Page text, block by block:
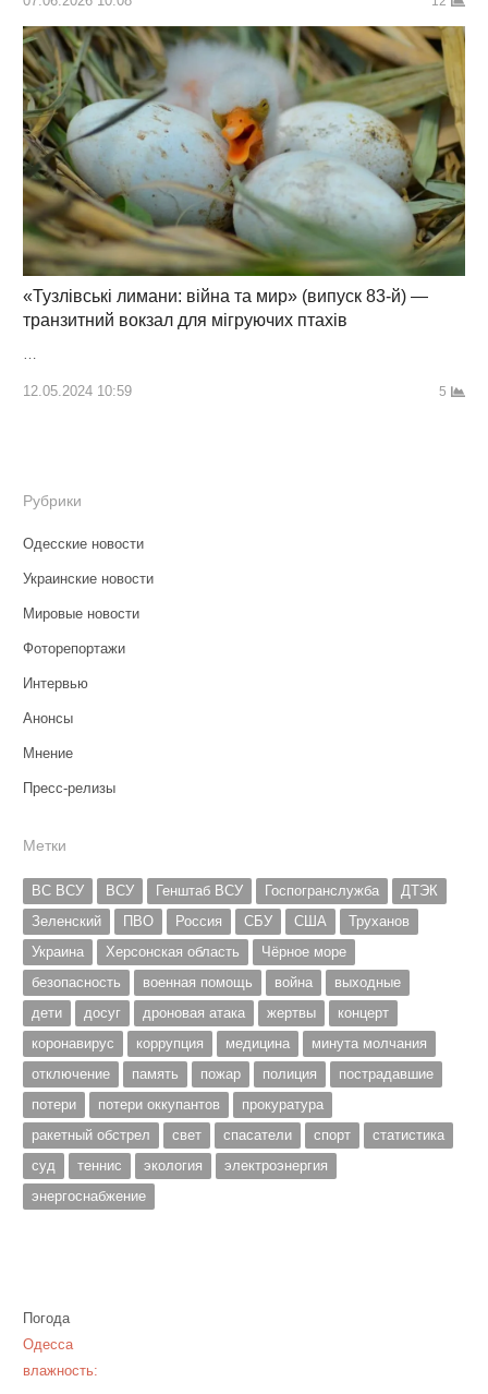
«Тузлівські лимани: війна та мир» (випуск 83-й) —
транзитний вокзал для мігруючих птахів
12.05.2024 10:59 5
Рубрики
Одесские новости
Украинские новости
Мировые новости
Фоторепортажи
Интервью
Анонсы
Мнение
Пресс-релизы
Метки
ВС ВСУ ВСУ Генштаб ВСУ Госпогранслужба
ДТЭК
Зеленский
ПВО Россия СБУ США
Труханов
Украина
Херсонская область
Чёрное море
безопасность
военная помощь война
выходные
дети
досуг дроновая атака жертвы
концерт
коронавирус
коррупция медицина
минута молчания
отключение
память пожар полиция
пострадавшие
потери
потери оккупантов
прокуратура
ракетный обстрел
свет спасатели спорт
статистика
суд
теннис экология
электроэнергия
энергоснабжение
Погода
Одесса
влажность: